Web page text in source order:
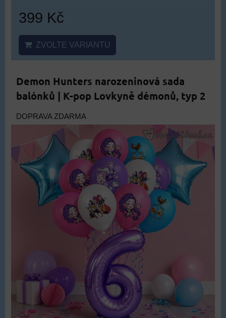
399 Kč
ZVOLTE VARIANTU
Demon Hunters narozeninová sada
balónků | K-pop Lovkyně démonů, typ 2
DOPRAVA ZDARMA